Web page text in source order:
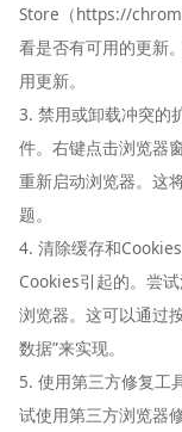
Store（https://
看是否有可用的更新
用更新。
3. 禁用或卸载冲突的
件。右键点击浏览器
重新启动浏览器。这
题。
4. 清除缓存和
Cookies引起的。尝
浏览器。这可以通过
数据”来实现。
5. 使用第三方修复工
试使用第三方浏览器